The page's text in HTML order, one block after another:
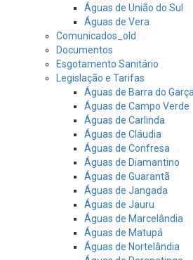
Águas de União do Sul
Águas de Vera
Comunicados_old
Documentos
Esgotamento Sanitário
Legislação e Tarifas
Águas de Barra do
Águas de Campo Verde
Águas de Carlinda
Águas de Cláudia
Águas de Confresa
Águas de Diamantino
Águas de Guarantã
Águas de Jangada
Águas de Jauru
Águas de Marcelândia
Águas de Matupá
Águas de Nortelândia